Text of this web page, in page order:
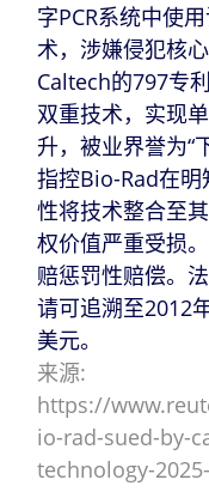
字PCR系统中使
术，涉嫌侵犯核
Caltech的797专
双重技术，实现
升，被业界誉为“
指控Bio-Rad在
性将技术整合至
权价值严重受损
赔惩罚性赔偿。
请可追溯至2012
美元。
来源:
https://
io-rad-sued-by-
technology-